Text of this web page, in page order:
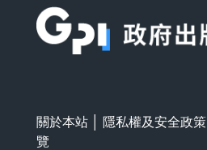
關於本站 隱私權及安全政策
覽